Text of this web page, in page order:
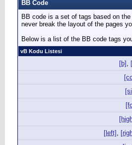
BB Code
BB code is a set of tags based on
never break the layout of the pages
Below is a list of the BB code tags
vB Kodu Listesi
[b] ,
[left] ,